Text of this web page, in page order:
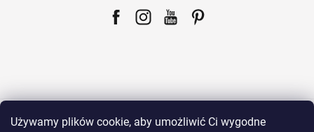
Używamy plików cookie, aby umożliwić Ci wygodne
Dla klientów